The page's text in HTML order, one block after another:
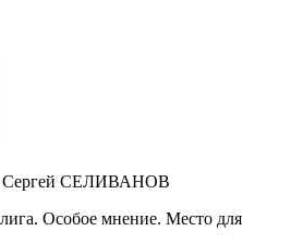
Сергей СЕЛИВАНОВ
Особое мнение. Место для